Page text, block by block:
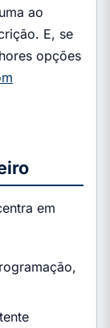
ao
E, se
opções
em